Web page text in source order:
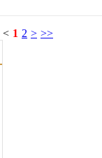
< 1 2 > >>